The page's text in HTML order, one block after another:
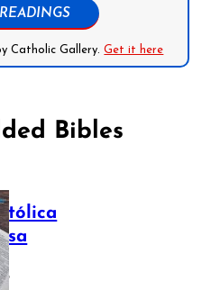
Catholic Gallery.Get it here
Bibles